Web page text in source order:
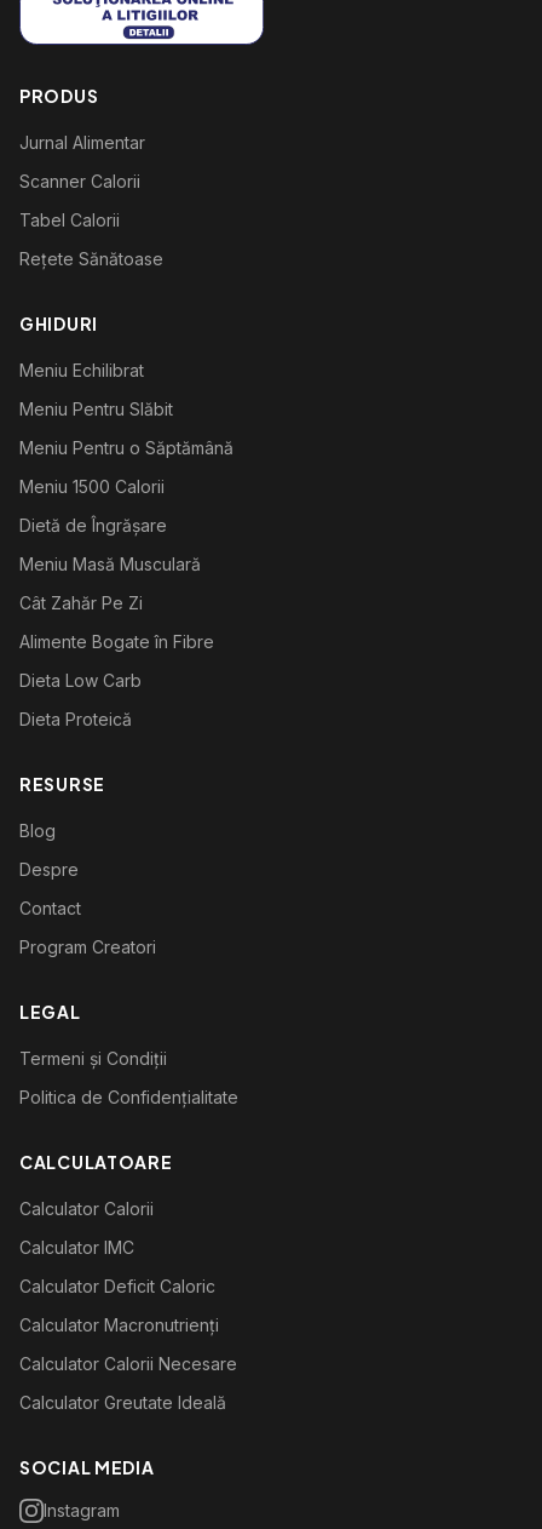
PRODUS
Jurnal Alimentar
Scanner Calorii
Tabel Calorii
Rețete Sănătoase
GHIDURI
Meniu Echilibrat
Meniu Pentru Slăbit
Meniu Pentru o Săptămână
Meniu 1500 Calorii
Dietă de Îngrășare
Meniu Masă Musculară
Cât Zahăr Pe Zi
Alimente Bogate în Fibre
Dieta Low Carb
Dieta Proteică
RESURSE
Blog
Despre
Contact
Program Creatori
LEGAL
Termeni și Condiții
Politica de Confidențialitate
CALCULATOARE
Calculator Calorii
Calculator IMC
Calculator Deficit Caloric
Calculator Macronutrienți
Calculator Calorii Necesare
Calculator Greutate Ideală
SOCIAL MEDIA
Instagram